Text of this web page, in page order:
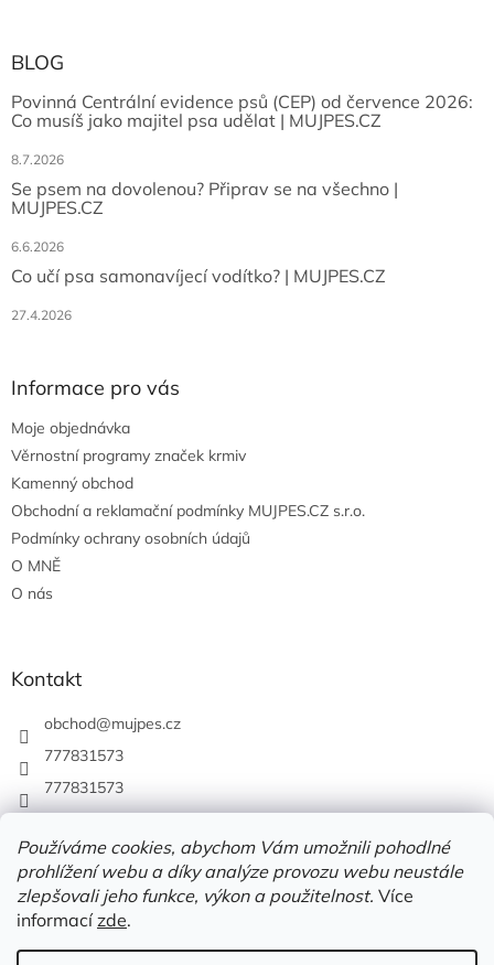
Používáme cookies, abychom Vám umožnili pohodlné
prohlížení webu a díky analýze provozu webu neustále
zlepšovali jeho funkce, výkon a použitelnost. Více
informacízde.
BLOG
Povinná Centrální evidence psů (CEP) od července 2026:
Co musíš jako majitel psa udělat | MUJPES.CZ
8.7.2026
Se psem na dovolenou? Připrav se na všechno |
MUJPES.CZ
6.6.2026
Co učí psa samonavíjecí vodítko? | MUJPES.CZ
27.4.2026
Informace pro vás
Moje objednávka
Věrnostní programy značek krmiv
Kamenný obchod
Obchodní a reklamační podmínky MUJPES.CZ s.r.o.
Podmínky ochrany osobních údajů
O MNĚ
O nás
Kontakt
obchod@mujpes.cz
777831573
777831573